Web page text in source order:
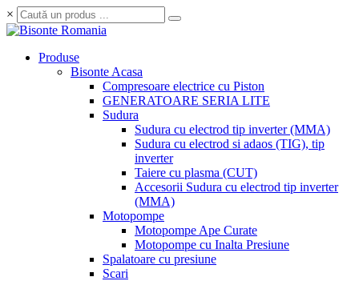
×
Produse
Bisonte Acasa
Compresoare electrice cu Piston
GENERATOARE SERIA LITE
Sudura
Sudura cu electrod tip inverter (MMA)
Sudura cu electrod si adaos (TIG), tip
inverter
Taiere cu plasma (CUT)
Accesorii Sudura cu electrod tip inverter
(MMA)
Motopompe
Motopompe Ape Curate
Motopompe cu Inalta Presiune
Spalatoare cu presiune
Scari